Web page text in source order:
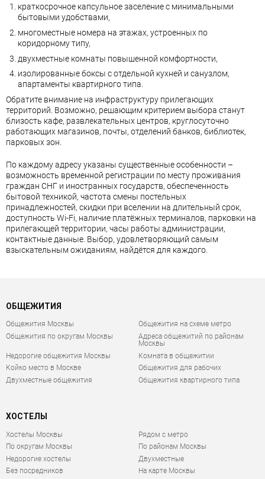
краткосрочное капсульное заселение с минимальными
бытовыми удобствами,
многоместные номера на этажах, устроенных по
коридорному типу,
двухместные комнаты повышенной комфортности,
изолированные боксы с отдельной кухней и санузлом,
апартаменты квартирного типа.
Обратите внимание на инфраструктуру прилегающих
территорий. Возможно, решающим критерием выбора станут
близость кафе, развлекательных центров, круглосуточно
работающих магазинов, почты, отделений банков, библиотек,
парковых зон.
По каждому адресу указаны существенные особенности –
возможность временной регистрации по месту проживания
граждан СНГ и иностранных государств, обеспеченность
бытовой техникой, частота смены постельных
принадлежностей, скидки при вселении на длительный срок,
доступность Wi-Fi, наличие платёжных терминалов, парковки на
прилегающей территории, часы работы администрации,
контактные данные. Выбор, удовлетворяющий самым
взыскательным ожиданиям, найдётся для каждого.
ОБЩЕЖИТИЯ
Общежития Москвы
Общежития на схеме метро
Общежития по округам Москвы
Адреса общежитий по районам
Москвы
Недорогие общежития Москвы
Комната в общежитии
Койко место в Москве
Общежития для рабочих
Двухместные общежития
Общежития квартирного типа
ХОСТЕЛЫ
Хостелы Москвы
По округам Москвы
Недорогие хостелы
Без посредников
Рядом с метро
По районам Москвы
Двухместные
На карте Москвы